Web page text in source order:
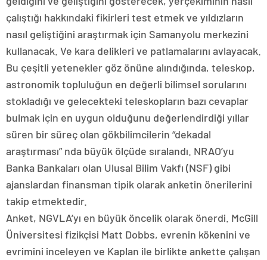
çalıştığı hakkındaki fikirleri test etmek ve yıldızların
nasıl geliştiğini araştırmak için Samanyolu merkezini
kullanacak. Ve kara delikleri ve patlamalarını avlayacak.
Bu çeşitli yetenekler göz önüne alındığında, teleskop,
astronomik topluluğun en değerli bilimsel sorularını
stokladığı ve gelecekteki teleskopların bazı cevaplar
bulmak için en uygun olduğunu değerlendirdiği yıllar
süren bir süreç olan gökbilimcilerin “dekadal
araştırması” nda büyük ölçüde sıralandı. NRAO’yu
Banka Bankaları olan Ulusal Bilim Vakfı (NSF) gibi
ajanslardan finansman tipik olarak anketin önerilerini
takip etmektedir.
Anket, NGVLA’yı en büyük öncelik olarak önerdi. McGill
Üniversitesi fizikçisi Matt Dobbs, evrenin kökenini ve
evrimini inceleyen ve Kaplan ile birlikte ankette çalışan